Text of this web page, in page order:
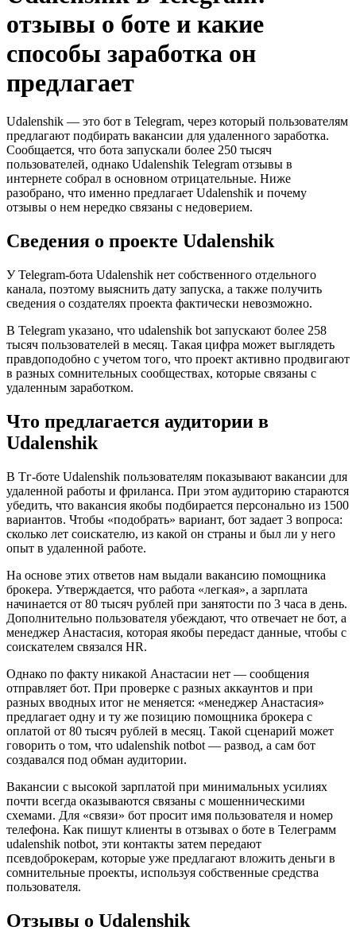
отзывы о боте и какие
способы заработка он
предлагает
Udalenshik — это бот в Telegram, через который пользователям
предлагают подбирать вакансии для удаленного заработка.
Сообщается, что бота запускали более 250 тысяч
пользователей, однако Udalenshik Telegram отзывы в
интернете собрал в основном отрицательные. Ниже
разобрано, что именно предлагает Udalenshik и почему
отзывы о нем нередко связаны с недоверием.
Сведения о проекте Udalenshik
У Telegram-бота Udalenshik нет собственного отдельного
канала, поэтому выяснить дату запуска, а также получить
сведения о создателях проекта фактически невозможно.
В Telegram указано, что udalenshik bot запускают более 258
тысяч пользователей в месяц. Такая цифра может выглядеть
правдоподобно с учетом того, что проект активно продвигают
в разных сомнительных сообществах, которые связаны с
удаленным заработком.
Что предлагается аудитории в
Udalenshik
В Тг-боте Udalenshik пользователям показывают вакансии для
удаленной работы и фриланса. При этом аудиторию стараются
убедить, что вакансия якобы подбирается персонально из 1500
вариантов. Чтобы «подобрать» вариант, бот задает 3 вопроса:
сколько лет соискателю, из какой он страны и был ли у него
опыт в удаленной работе.
На основе этих ответов нам выдали вакансию помощника
брокера. Утверждается, что работа «легкая», а зарплата
начинается от 80 тысяч рублей при занятости по 3 часа в день.
Дополнительно пользователя убеждают, что отвечает не бот, а
менеджер Анастасия, которая якобы передаст данные, чтобы с
соискателем связался HR.
Однако по факту никакой Анастасии нет — сообщения
отправляет бот. При проверке с разных аккаунтов и при
разных вводных итог не меняется: «менеджер Анастасия»
предлагает одну и ту же позицию помощника брокера с
оплатой от 80 тысяч рублей в месяц. Такой сценарий может
говорить о том, что udalenshik notbot — развод, а сам бот
создавался под обман аудитории.
Вакансии с высокой зарплатой при минимальных усилиях
почти всегда оказываются связаны с мошенническими
схемами. Для «связи» бот просит имя пользователя и номер
телефона. Как пишут клиенты в отзывах о боте в Телеграмм
udalenshik notbot, эти контакты затем передают
псевдоброкерам, которые уже предлагают вложить деньги в
сомнительные проекты, используя собственные средства
пользователя.
Отзывы о Udalenshik